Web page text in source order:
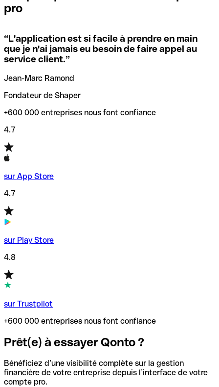
locales.
Si vous n'êtes pas sûr du code SWIFT que vous devriez
utiliser, nous avons développé un outil de recherche de
codes SWIFT par nom de banque.
vérification/recherche de codes SWIFT. Ainsi, vous pouvez
trouver et vérifier vos codes SWIFT avant de réaliser vos
transferts d’argent.
pro
“L'application est si facile à prendre en main
que je n'ai jamais eu besoin de faire appel au
service client.”
Jean-Marc Ramond
Fondateur de Shaper
+600 000 entreprises nous font confiance
4.7
sur App Store
4.7
sur Play Store
4.8
sur Trustpilot
+600 000 entreprises nous font confiance
Prêt(e) à essayer Qonto ?
Bénéficiez d’une visibilité complète sur la gestion
financière de votre entreprise depuis l’interface de votre
compte pro.